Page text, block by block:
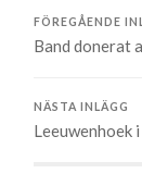
FÖREGÅENDE
Band donerat
NÄSTA INLÄGG
Leeuwenhoek